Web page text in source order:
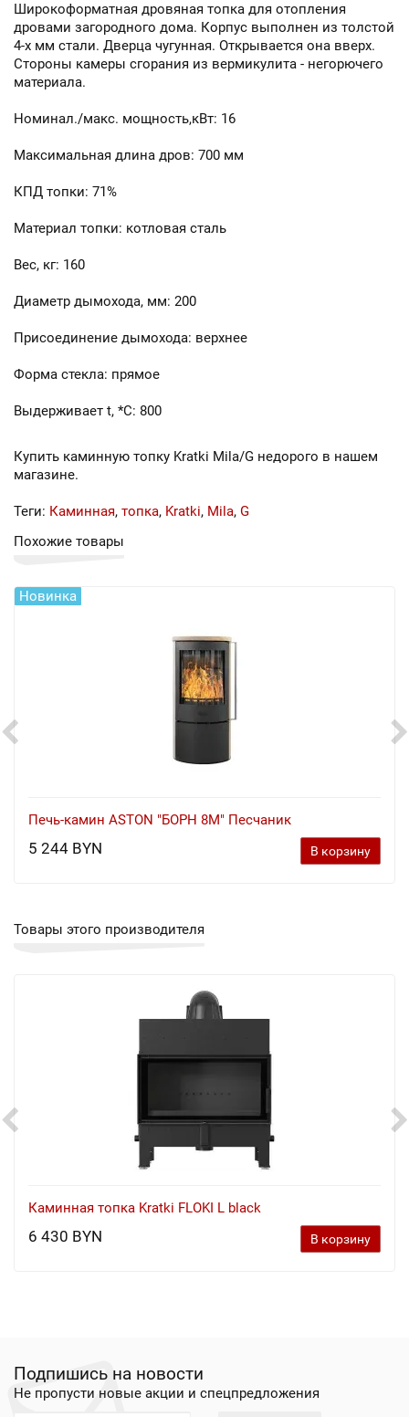
Широкоформатная дровяная топка для отопления
дровами загородного дома. Корпус выполнен из толстой
4-х мм стали. Дверца чугунная. Открывается она вверх.
Стороны камеры сгорания из вермикулита - негорючего
материала.
Номинал./макс. мощность,кВт: 16
Максимальная длина дров: 700 мм
КПД топки: 71%
Материал топки: котловая сталь
Вес, кг: 160
Диаметр дымохода, мм: 200
Присоединение дымохода: верхнее
Форма стекла: прямое
Выдерживает t, *С: 800
Купить каминную топку Kratki Mila/G недорого в нашем
магазине.
Теги: Каминная, топка, Kratki, Mila, G
Похожие товары
Новинка
Печь-камин ASTON "БОРН 8М" Песчаник
5 244 BYN В корзину
Товары этого производителя
Каминная топка Kratki FLOKI L black
6 430 BYN В корзину
Подпишись на новости
Не пропусти новые акции и спецпредложения